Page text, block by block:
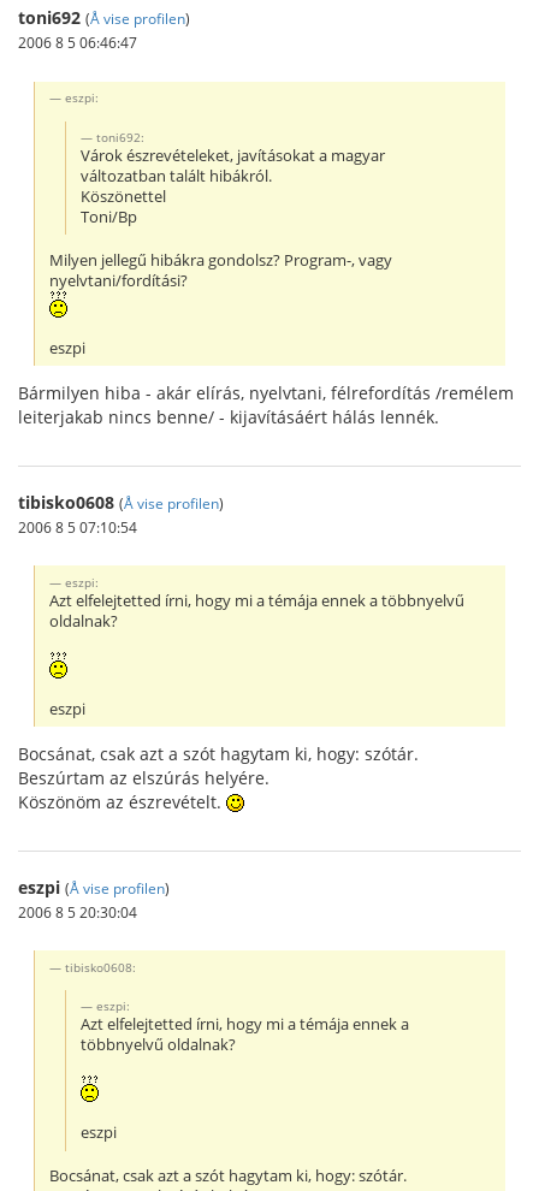
toni692 (Å vise profilen)
2006 8 5 06:46:47
eszpi:
toni692:
Várok észrevételeket, javításokat a magyar
változatban talált hibákról.
Köszönettel
Toni/Bp
Milyen jellegű hibákra gondolsz? Program-, vagy
nyelvtani/fordítási?
eszpi
Bármilyen hiba - akár elírás, nyelvtani, félrefordítás /remélem
leiterjakab nincs benne/ - kijavításáért hálás lennék.
tibisko0608 (Å vise profilen)
2006 8 5 07:10:54
eszpi:
Azt elfelejtetted írni, hogy mi a témája ennek a többnyelvű
oldalnak?
eszpi
Bocsánat, csak azt a szót hagytam ki, hogy: szótár.
Beszúrtam az elszúrás helyére.
Köszönöm az észrevételt.
eszpi (Å vise profilen)
2006 8 5 20:30:04
tibisko0608:
eszpi:
Azt elfelejtetted írni, hogy mi a témája ennek a
többnyelvű oldalnak?
eszpi
Bocsánat, csak azt a szót hagytam ki, hogy: szótár.